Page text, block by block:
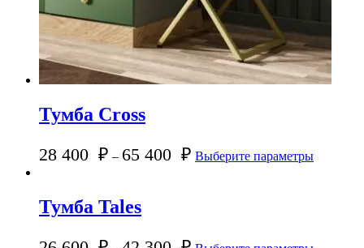
Тумба Cross
28 400 ₽ – 65 400 ₽ Выберите параметры
Тумба Tales